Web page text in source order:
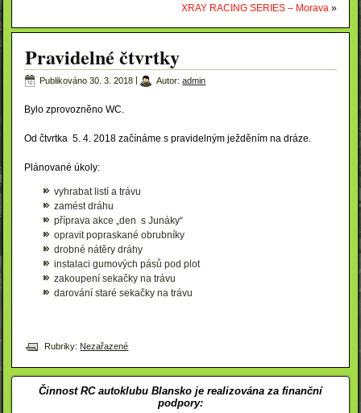
XRAY RACING SERIES – Morava»
Pravidelné čtvrtky
Publikováno 30. 3. 2018 Autor: admin
Bylo zprovozněno WC.
Od čtvrtka 5. 4. 2018 začínáme s pravidelným ježděním na dráze.
Plánované úkoly:
vyhrabat listí a trávu
zamést dráhu
příprava akce „den s Junáky“
opravit popraskané obrubníky
drobné nátěry dráhy
instalaci gumových pásů pod plot
zakoupení sekačky na trávu
darování staré sekačky na trávu
Rubriky: Nezařazené
Činnost RC autoklubu Blansko je realizována za finanční
podpory: